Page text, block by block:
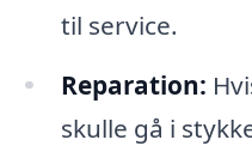
til service.
Reparation:
skulle gå i